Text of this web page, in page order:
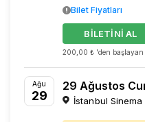
200,00 ₺ 'den
BİLETİNİ AL
Bilet Fiyatları
Ağu
29
29 Ağustos
İstanbul Sinema